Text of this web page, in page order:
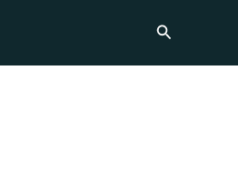
Search